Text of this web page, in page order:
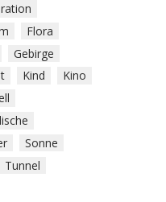
Flora
Gebirge
Kind
Kino
Sonne
Tunnel